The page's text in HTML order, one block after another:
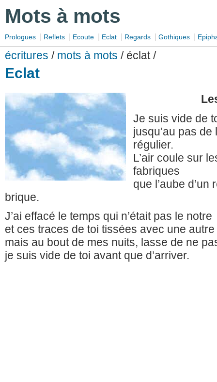
Mots à mots
Prologues Reflets Ecoute Eclat Regards Gothiques
écritures / mots à mots / éclat /
Eclat
Je suis vide de
jusqu’au pas
régulier.
L’air coule sur
fabriques
que l’aube
brique.
J’ai effacé le temps qui n’était pas le notre
et ces traces de toi tissées avec une autre
mais au bout de mes nuits, lasse de ne
je suis vide de toi avant que d’arriver.